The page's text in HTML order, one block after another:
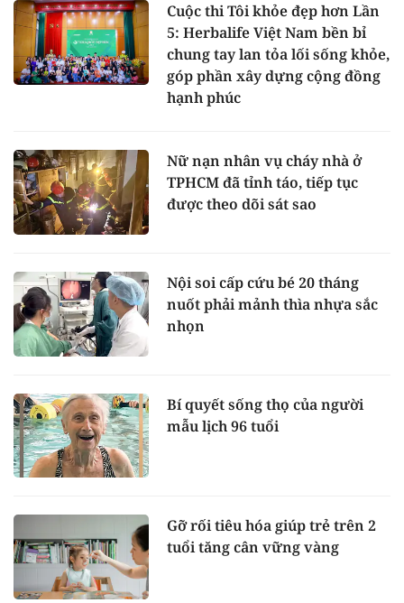
Cuộc thi Tôi khỏe đẹp hơn Lần
5: Herbalife Việt Nam bền bỉ
chung tay lan tỏa lối sống khỏe,
góp phần xây dựng cộng đồng
hạnh phúc
Nữ nạn nhân vụ cháy nhà ở
TPHCM đã tỉnh táo, tiếp tục
được theo dõi sát sao
Nội soi cấp cứu bé 20 tháng
nuốt phải mảnh thìa nhựa sắc
nhọn
Bí quyết sống thọ của người
mẫu lịch 96 tuổi
Gỡ rối tiêu hóa giúp trẻ trên 2
tuổi tăng cân vững vàng